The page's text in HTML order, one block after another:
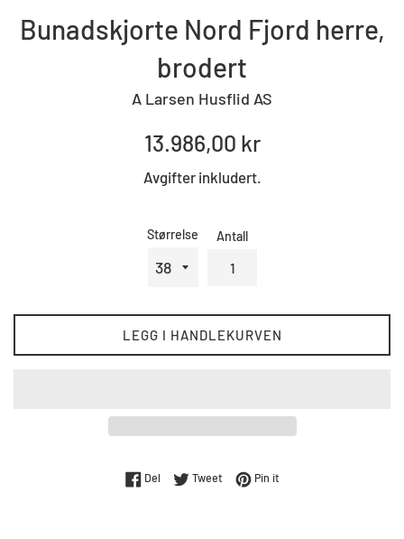
Bunadskjorte Nord Fjord herre,
brodert
A Larsen Husflid AS
Standard
13.986,00 kr
Avgifter inkludert.
Størrelse Antall
LEGG I HANDLEKURVEN
DelDel på Facebook
TweetTweet på Twitter
Pin itPin på Pinterest